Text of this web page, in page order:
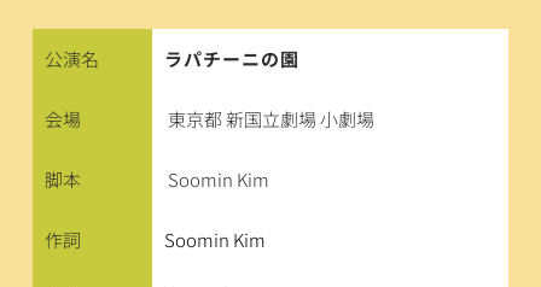
公演名 ラパチーニの園
会場 東京都 新国立劇場 小劇場
脚本 Soomin Kim
作詞 Soomin Kim